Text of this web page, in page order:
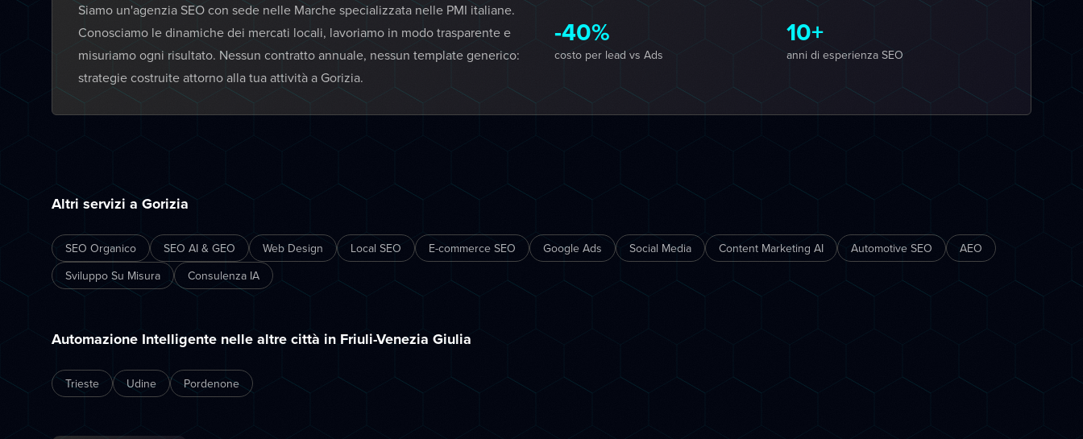
Siamo un'agenzia SEO con sede nelle Marche specializzata nelle PMI italiane.
Conosciamo le dinamiche dei mercati locali, lavoriamo in modo trasparente e
misuriamo ogni risultato. Nessun contratto annuale, nessun template generico:
strategie costruite attorno alla tua attività a Gorizia.
-40%
costo per lead vs Ads
10+
anni di esperienza SEO
Altri servizi a Gorizia
SEO Organico SEO AI & GEO Web Design Local SEO E-commerce SEO Google Ads Social Media Content Marketing AI Automotive SEO
AEO
Sviluppo Su Misura
Consulenza IA
Automazione Intelligente nelle altre città in Friuli-Venezia Giulia
Trieste Udine Pordenone